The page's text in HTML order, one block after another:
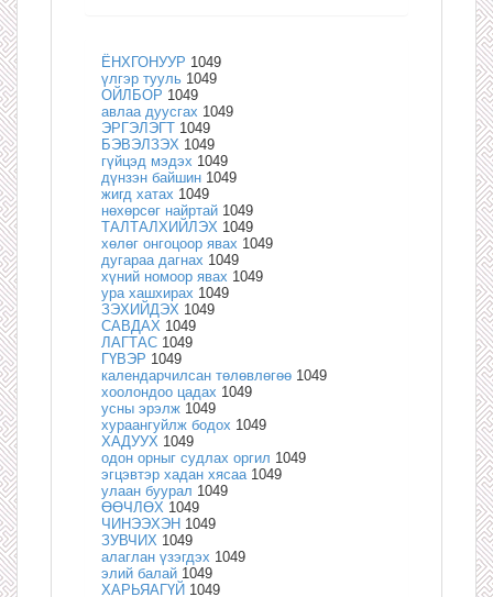
ЁНХГОНУУР 1049
үлгэр тууль 1049
ОЙЛБОР 1049
авлаа дуусгах 1049
ЭРГЭЛЭГТ 1049
БЭВЭЛЗЭХ 1049
гүйцэд мэдэх 1049
дүнзэн байшин 1049
жигд хатах 1049
нөхөрсөг найртай 1049
ТАЛТАЛХИЙЛЭХ 1049
хөлөг онгоцоор явах 1049
дугараа дагнах 1049
хүний номоор явах 1049
ура хашхирах 1049
ЗЭХИЙДЭХ 1049
САВДАХ 1049
ЛАГТАС 1049
ГҮВЭР 1049
календарчилсан төлөвлөгөө 1049
хоолондоо цадах 1049
усны эрэлж 1049
хураангуйлж бодох 1049
ХАДУУХ 1049
одон орныг судлах оргил 1049
эгцэвтэр хадан хясаа 1049
улаан буурал 1049
ӨӨЧЛӨХ 1049
ЧИНЭЭХЭН 1049
ЗУВЧИХ 1049
алаглан үзэгдэх 1049
элий балай 1049
ХАРЬЯАГҮЙ 1049